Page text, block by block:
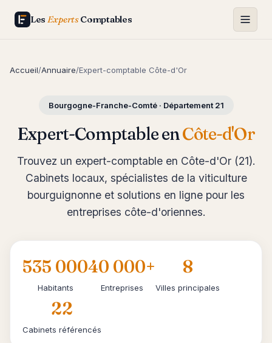
Les ExpertsComptables
Accueil/Annuaire/Expert-comptable Côte-d'Or
Bourgogne-Franche-Comté · Département 21
Expert-Comptable enCôte-d'Or
Trouvez un expert-comptable en Côte-d'Or (21).
Cabinets locaux, spécialistes de la viticulture
bourguignonne et solutions en ligne pour les
entreprises côte-d'oriennes.
535 000
Habitants
40 000+
Entreprises
8
Villes principales
22
Cabinets référencés